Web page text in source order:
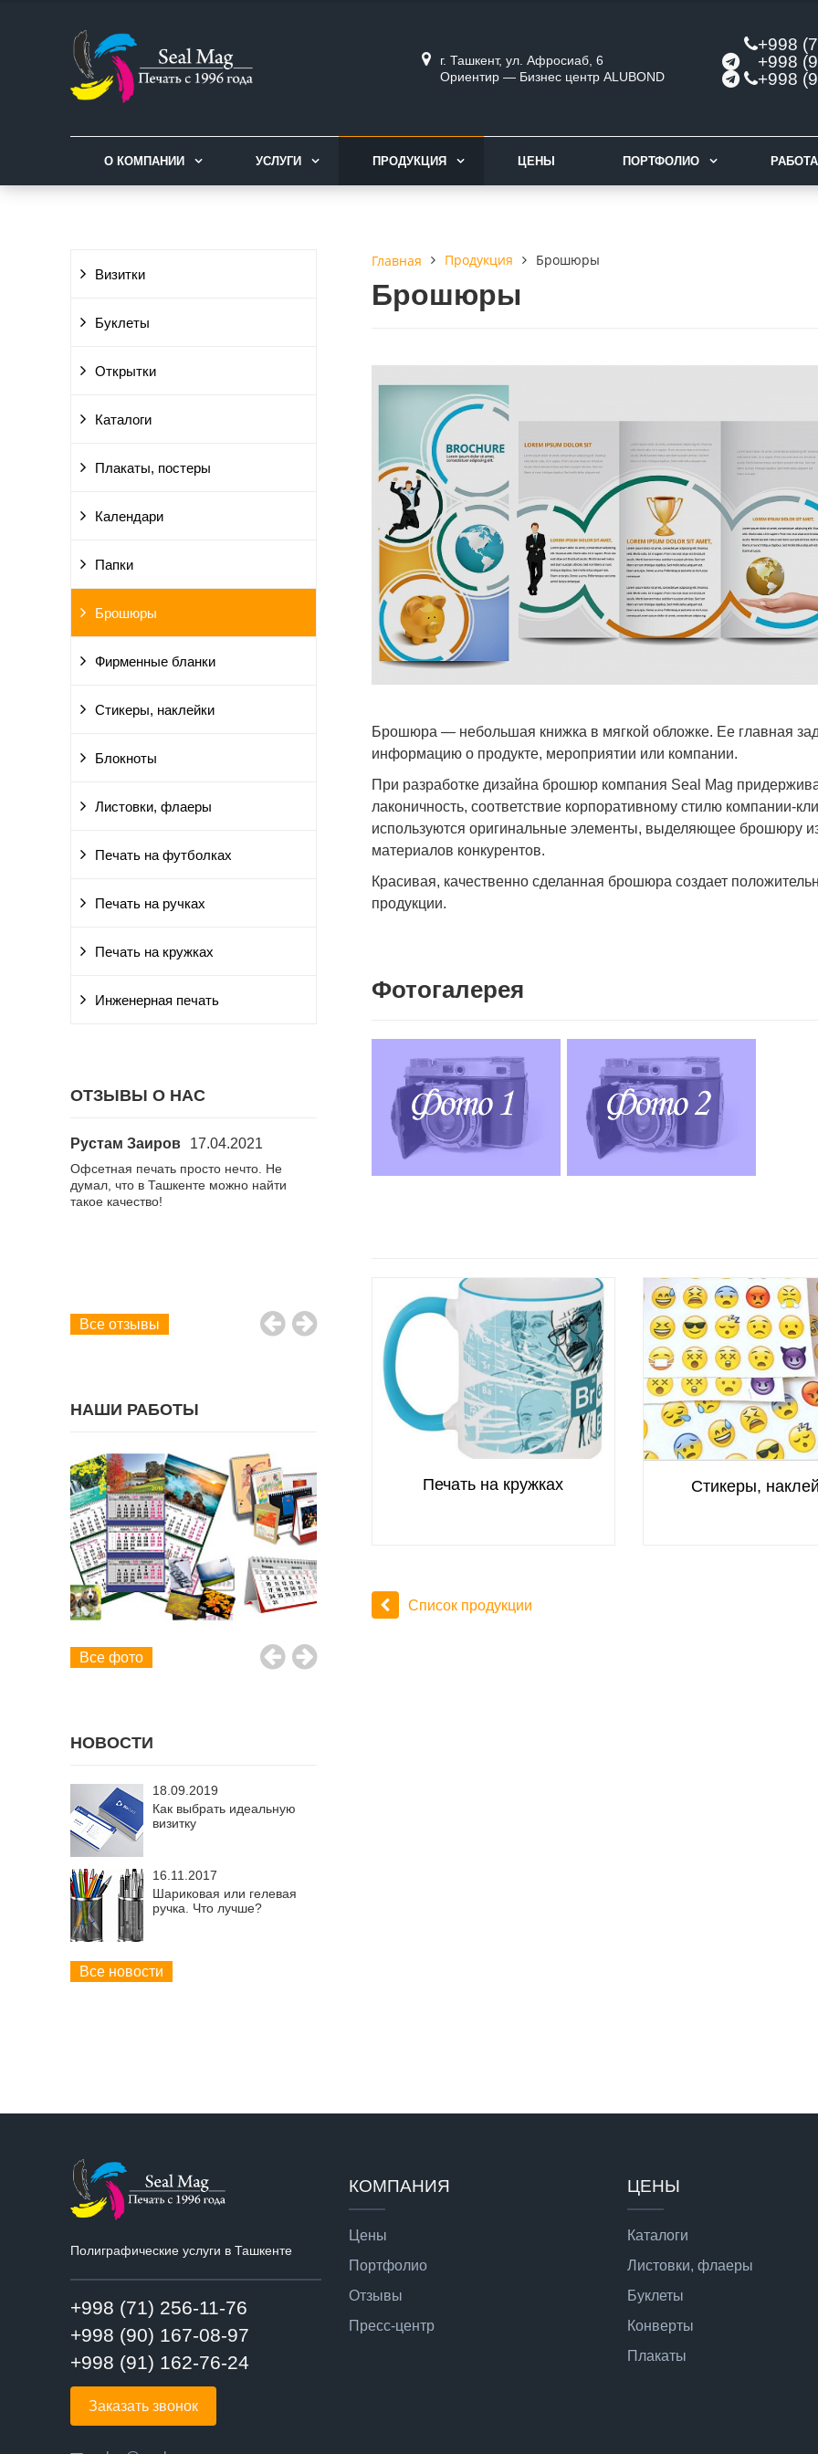
г. Ташкент, ул. Афросиаб, 6
Ориентир — Бизнес центр ALUBOND
+998
+998
+998
О КОМПАНИИ УСЛУГИ ПРОДУКЦИЯ ЦЕНЫ ПОРТФОЛИО
Визитки
Буклеты
Открытки
Каталоги
Плакаты, постеры
Календари
Папки
Брошюры
Фирменные бланки
Стикеры, наклейки
Блокноты
Листовки, флаеры
Печать на футболках
Печать на ручках
Печать на кружках
Инженерная печать
ОТЗЫВЫ О НАС
Рустам Заиров 17.04.2021
Офсетная печать просто нечто. Не
думал, что в Ташкенте можно найти
такое качество!
15.02.2020 Sherzod Umurov 02.12.2019
Все отзывы
НАШИ РАБОТЫ
Все фото
НОВОСТИ
18.09.2019
Как выбрать идеальную
визитку
16.11.2017
Шариковая или гелевая
ручка. Что лучше?
Все новости
Главная Продукция Брошюры
Брошюры
Брошюра — небольшая книжка в мягкой обложке. Ее главная
информацию о продукте, мероприятии или компании.
При разработке дизайна брошюр компания Seal Mag
лаконичность, соответствие корпоративному стилю компании-
используются оригинальные элементы, выделяющее брошюру
материалов конкурентов.
Красивая, качественно сделанная брошюра создает
продукции.
Фотогалерея
Печать на кружках Стикеры,
Список продукции
Полиграфические услуги в Ташкенте
+998 (71) 256-11-76
+998 (90) 167-08-97
+998 (91) 162-76-24
Заказать звонок
КОМПАНИЯ
Цены
Портфолио
Отзывы
Пресс-центр
ЦЕНЫ
Каталоги
Листовки, флаеры
Буклеты
Конверты
Плакаты